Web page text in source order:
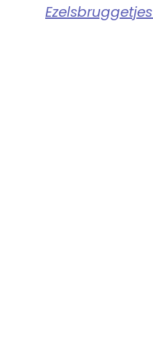
Ezelsbruggetjes